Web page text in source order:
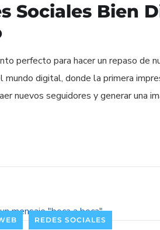
Sociales Bien
perfecto para hacer un repaso de
mundo digital, donde la primera
nuevos seguidores y generar una
REDES SOCIALES